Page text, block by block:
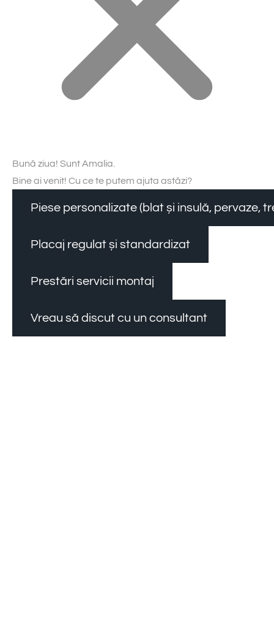
Bună ziua! Sunt Amalia.
Bine ai venit! Cu ce te putem ajuta astăzi?
Piese personalizate (blat și insulă, pervaze,
Placaj regulat și standardizat
Prestări servicii montaj
Vreau să discut cu un consultant